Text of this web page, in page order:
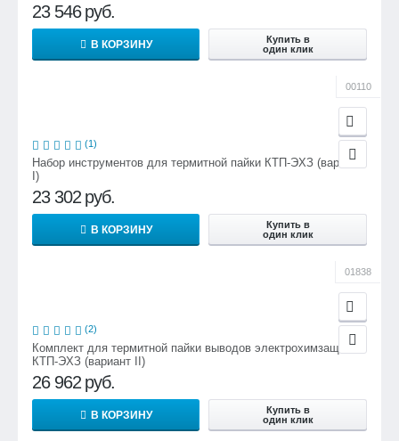
23 546 руб.
В КОРЗИНУ
Купить в
один клик
00110
(1)
Набор инструментов для термитной пайки КТП-ЭХЗ (вариант
I)
23 302 руб.
В КОРЗИНУ
Купить в
один клик
01838
(2)
Комплект для термитной пайки выводов электрохимзащиты
КТП-ЭХЗ (вариант II)
26 962 руб.
В КОРЗИНУ
Купить в
один клик